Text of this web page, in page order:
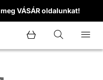
VÁSÁR oldalunkat!